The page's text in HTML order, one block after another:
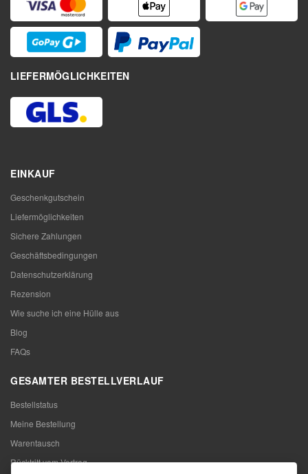
LIEFERMÖGLICHKEITEN
EINKAUF
Geschenkgutschein
Liefermöglichkeiten
Sichere Zahlungen
Geschäftsbedingungen
Datenschutzerklärung
Rezension
Wie suche ich eine Hülle aus
Blog
FAQs
GESAMTER BESTELLVERLAUF
Bestellstatus
Meine Bestellung
Warentausch
Rücktritt vom Vertrag